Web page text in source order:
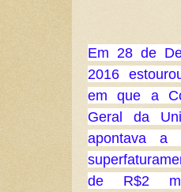
Em 28 de
2016
em que a
Geral da
apontava a
de R$2